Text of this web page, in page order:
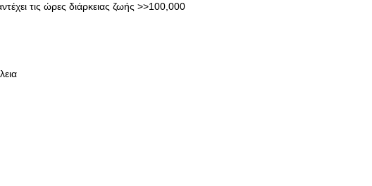
τις ώρες διάρκειας ζωής >>100,000